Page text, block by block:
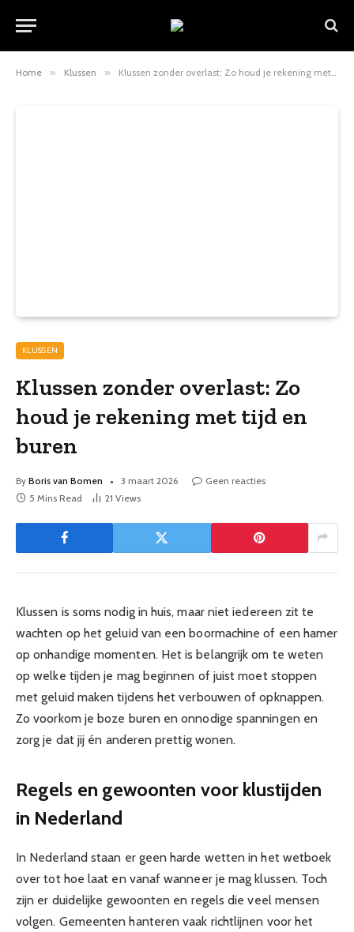
Home » Klussen » Klussen zonder overlast: Zo houd je rekening met tijd en buren
KLUSSEN
Klussen zonder overlast: Zo
houd je rekening met tijd en
buren
By Boris van Bomen 3 maart 2026
Geen reacties
5 Mins Read
21 Views
Klussen is soms nodig in huis, maar niet iedereen zit te
wachten op het geluid van een boormachine of een hamer
op onhandige momenten. Het is belangrijk om te weten
op welke tijden je mag beginnen of juist moet stoppen
met geluid maken tijdens het verbouwen of opknappen.
Zo voorkom je boze buren en onnodige spanningen en
zorg je dat jij én anderen prettig wonen.
Regels en gewoonten voor klustijden
in Nederland
In Nederland staan er geen harde wetten in het wetboek
over tot hoe laat en vanaf wanneer je mag klussen. Toch
zijn er duidelijke gewoonten en regels die veel mensen
volgen. Gemeenten hanteren vaak richtlijnen voor het